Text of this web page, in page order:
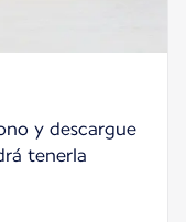
y descargue
tenerla